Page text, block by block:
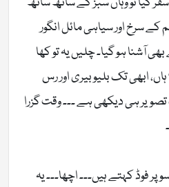
کے سرخ اور سیاہی مائل انگور
آشنا ہو گیا۔ چلیں یہ تو کھا
ابھی تک بلیوبیری اور رس
ہی دیکھی ہے ۔۔۔ وقت گزرا
فوڈ کہتے ہیں۔۔۔ اچھا۔۔۔ یہ